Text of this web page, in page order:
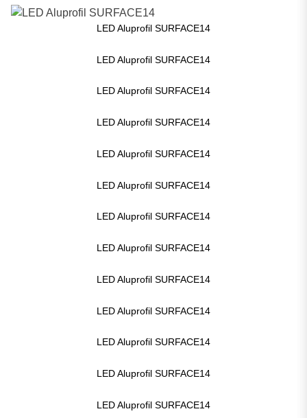
LED Aluprofil SURFACE14
LED Aluprofil SURFACE14
LED Aluprofil SURFACE14
LED Aluprofil SURFACE14
LED Aluprofil SURFACE14
LED Aluprofil SURFACE14
LED Aluprofil SURFACE14
LED Aluprofil SURFACE14
LED Aluprofil SURFACE14
LED Aluprofil SURFACE14
LED Aluprofil SURFACE14
LED Aluprofil SURFACE14
LED Aluprofil SURFACE14